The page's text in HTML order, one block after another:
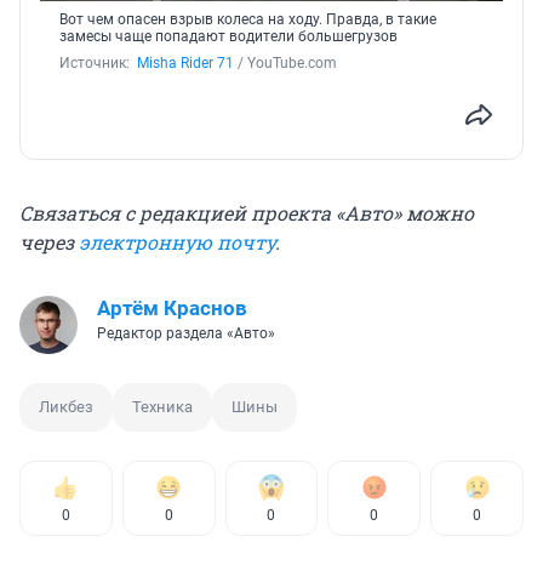
Вот чем опасен взрыв колеса на ходу. Правда, в такие
замесы чаще попадают водители большегрузов
Источник:
Misha Rider 71 / YouTube.com
Связаться с редакцией проекта «Авто» можно
черезэлектронную почту.
Артём Краснов
Редактор раздела «Авто»
Ликбез Техника Шины
0 0 0 0 0